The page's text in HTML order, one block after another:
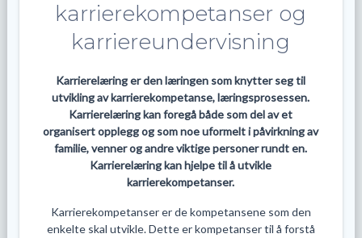
karrierekompetanser og
karriereundervisning
Karrierelæring er den læringen som knytter seg til
utvikling av karrierekompetanse, læringsprosessen.
Karrierelæring kan foregå både som del av et
organisert opplegg og som noe uformelt i påvirkning av
familie, venner og andre viktige personer rundt en.
Karrierelæring kan hjelpe til å utvikle
karrierekompetanser.
Karrierekompetanser er de kompetansene som den
enkelte skal utvikle. Dette er kompetanser til å forstå